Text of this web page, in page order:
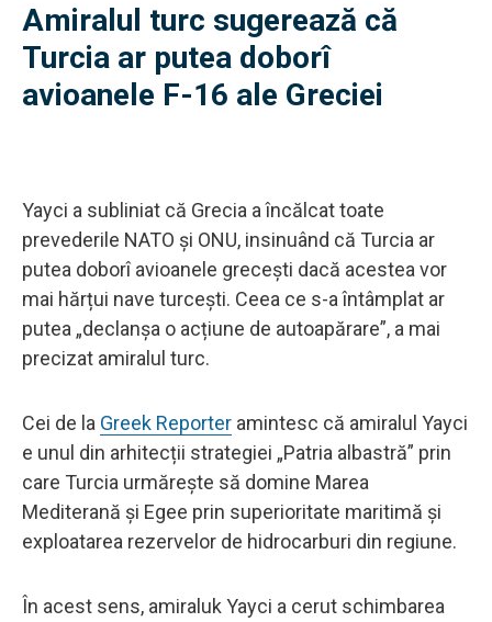
Amiralul turc sugerează că
Turcia ar putea doborî
avioanele F-16 ale Greciei
Yayci a subliniat că Grecia a încălcat toate
prevederile NATO și ONU, insinuând că Turcia ar
putea doborî avioanele grecești dacă acestea vor
mai hărțui nave turcești. Ceea ce s-a întâmplat ar
putea „declanșa o acțiune de autoapărare”, a mai
precizat amiralul turc.
Cei de la Greek Reporter amintesc că amiralul Yayci
e unul din arhitecții strategiei „Patria albastră” prin
care Turcia urmărește să domine Marea
Mediterană și Egee prin superioritate maritimă și
exploatarea rezervelor de hidrocarburi din regiune.
În acest sens, amiraluk Yayci a cerut schimbarea